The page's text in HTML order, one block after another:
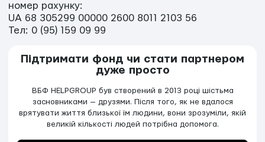
номер рахунку:
UA 68 305299 00000 2600 8011 2103 56
Тел: 0 (95) 159 09 99
Підтримати фонд чи стати партнером
дуже просто
ВБФ HELPGROUP був створений в 2013 році шістьма
засновниками — друзями. Після того, як не вдалося
врятувати життя близької їм людини, вони зрозуміли, якій
великій кількості людей потрібна допомога.